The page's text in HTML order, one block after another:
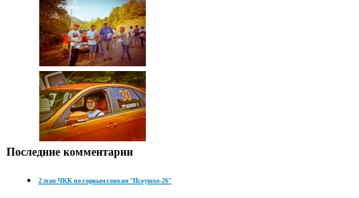
Последние комментарии
2 этап ЧКК по горным гонкам "Псеушхо-26"